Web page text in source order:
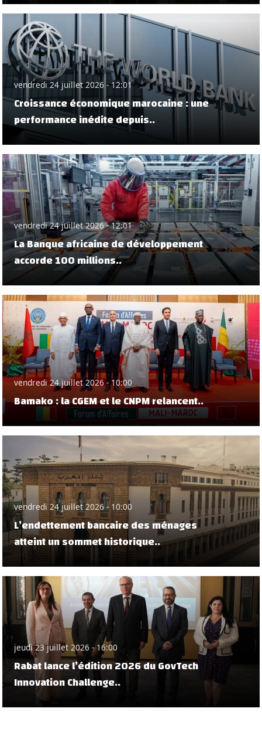
vendredi 24 juillet 2026 - 12:01
Croissance économique marocaine : une
performance inédite depuis..
vendredi 24 juillet 2026 - 12:01
La Banque africaine de développement
accorde 100 millions..
vendredi 24 juillet 2026 - 10:00
Bamako : la CGEM et le CNPM relancent..
vendredi 24 juillet 2026 - 10:00
L’endettement bancaire des ménages
atteint un sommet historique..
jeudi 23 juillet 2026 - 16:00
Rabat lance l’édition 2026 du GovTech
Innovation Challenge..